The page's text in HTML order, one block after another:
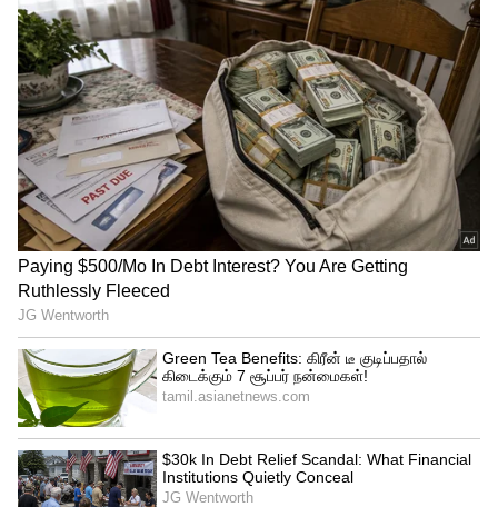
பின் தனுஷ் மீண்டுவந்த கதை
அன்றைய காலகட்டத்தில் சினிமா நடிகர்,
நடிகைகளுக்கு இருந்த ரசிகர்கள் அளவுக்கு
பெப்சி உமாவுக்கு ரசிகர்களின் ஆதரவு
இருந்ததால், பெப்சி உங்கள் சாய்ஸ்
நிகழ்ச்சியை 15 ஆண்டுகளாக
வெற்றிகரமாக நடத்தினார் உமா.
அதுமட்டுமின்றி அந்த ஷோவில் பெப்சி
உமா, கவர்ச்சி உடை அணிந்ததே இல்லை
அதுமட்டுமின்றி கவர்ச்சியாக பேசியதும்
இல்லை. இதன் காரணமாகவே அவரை
மக்களுக்கு மிகவும் பிடித்துப் போனது.